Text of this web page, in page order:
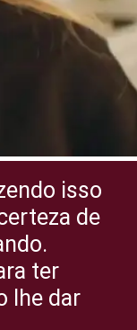
isso
de
ter
lhe dar